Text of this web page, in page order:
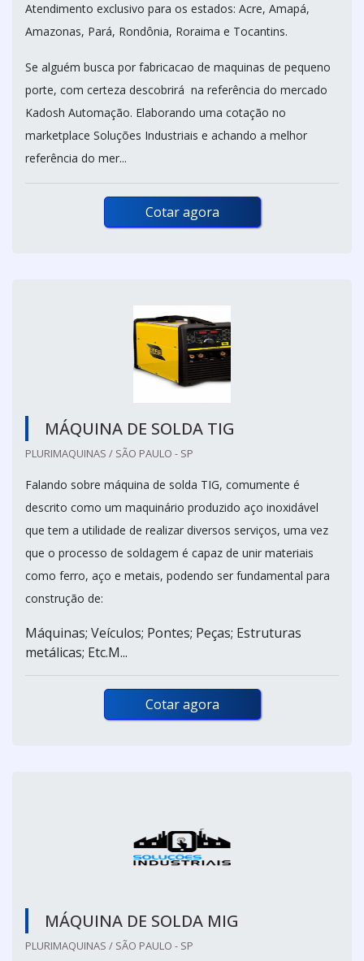
Atendimento exclusivo para os estados: Acre, Amapá,
Amazonas, Pará, Rondônia, Roraima e Tocantins.
Se alguém busca por fabricacao de maquinas de pequeno
porte, com certeza descobrirá na referência do mercado
Kadosh Automação. Elaborando uma cotação no
marketplace Soluções Industriais e achando a melhor
referência do mer...
Cotar agora
MÁQUINA DE SOLDA TIG
PLURIMAQUINAS / SÃO PAULO - SP
Falando sobre máquina de solda TIG, comumente é
descrito como um maquinário produzido aço inoxidável
que tem a utilidade de realizar diversos serviços, uma vez
que o processo de soldagem é capaz de unir materiais
como ferro, aço e metais, podendo ser fundamental para
construção de:
Máquinas; Veículos; Pontes; Peças; Estruturas
metálicas; Etc.M...
Cotar agora
MÁQUINA DE SOLDA MIG
PLURIMAQUINAS / SÃO PAULO - SP